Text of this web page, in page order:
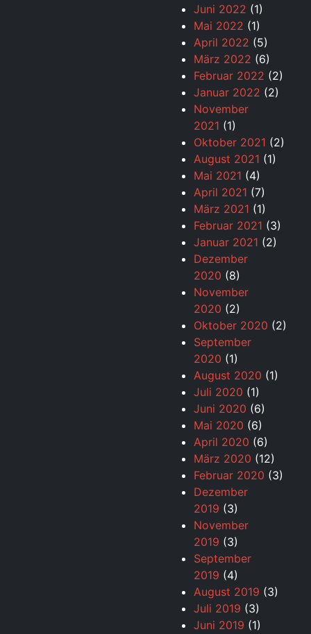
Juni 2022 (1)
Mai 2022 (1)
April 2022 (5)
März 2022 (6)
Februar 2022 (2)
Januar 2022 (2)
November
2021 (1)
Oktober 2021 (2)
August 2021 (1)
Mai 2021 (4)
April 2021 (7)
März 2021 (1)
Februar 2021 (3)
Januar 2021 (2)
Dezember
2020 (8)
November
2020 (2)
Oktober 2020 (2)
September
2020 (1)
August 2020 (1)
Juli 2020 (1)
Juni 2020 (6)
Mai 2020 (6)
April 2020 (6)
März 2020 (12)
Februar 2020 (3)
Dezember
2019 (3)
November
2019 (3)
September
2019 (4)
August 2019 (3)
Juli 2019 (3)
Juni 2019 (1)